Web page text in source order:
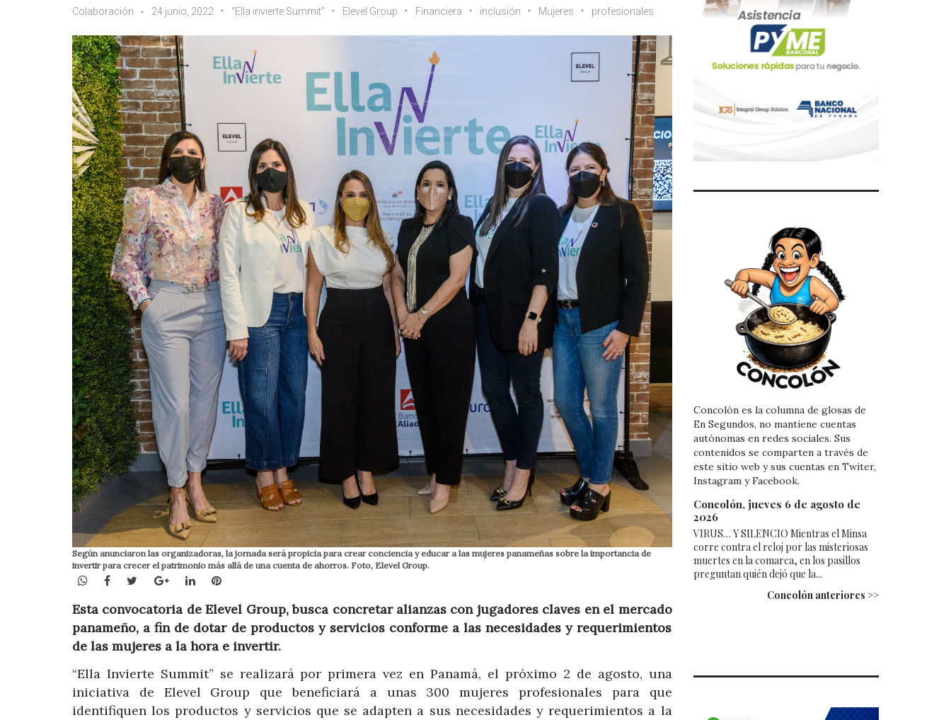
Colaboración 24 junio, 2022 “Ella invierte Summit” Elevel Group Financiera inclusión Mujeres profesionales
Según anunciaron las organizadoras, la jornada será propicia para crear conciencia y educar a las mujeres panameñas sobre la importancia de
invertir para crecer el patrimonio más allá de una cuenta de ahorros. Foto, Elevel Group.
WhatsApp
Facebook
TwitterGoogle+LinkedInPinterest
Esta convocatoria de Elevel Group, busca concretar alianzas con jugadores claves en el mercado
panameño, a fin de dotar de productos y servicios conforme a las necesidades y requerimientos
de las mujeres a la hora e invertir.
“Ella Invierte Summit” se realizará por primera vez en Panamá, el próximo 2 de agosto, una
iniciativa de Elevel Group que beneficiará a unas 300 mujeres profesionales para que
identifiquen los productos y servicios que se adapten a sus necesidades y requerimientos a la
Concolón es la columna de glosas de
En Segundos, no mantiene cuentas
autónomas en redes sociales. Sus
contenidos se comparten a través de
este sitio web y sus cuentas en Twiter,
Instagram y Facebook.
Concolón, jueves 6 de agosto de
2026
VIRUS… Y SILENCIO Mientras el Minsa
corre contra el reloj por las misteriosas
muertes en la comarca, en los pasillos
preguntan quién dejó que la...
Concolón anteriores >>